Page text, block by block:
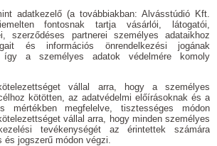
adatkezelő (a továbbiakban: Alvásstúdió Kft.
fontosnak tartja vásárlói, látogatói,
szerződéses partnerei személyes adataikhoz
és információs önrendelkezési jogának
így a személyes adatok védelmére komoly
vállal arra, hogy a személyes
kötötten, az adatvédelmi előírásoknak és a
mértékben megfelelve, tisztességes módon
vállal arra, hogy minden személyes
tevékenységét az érintettek számára
és jogszerű módon végzi.